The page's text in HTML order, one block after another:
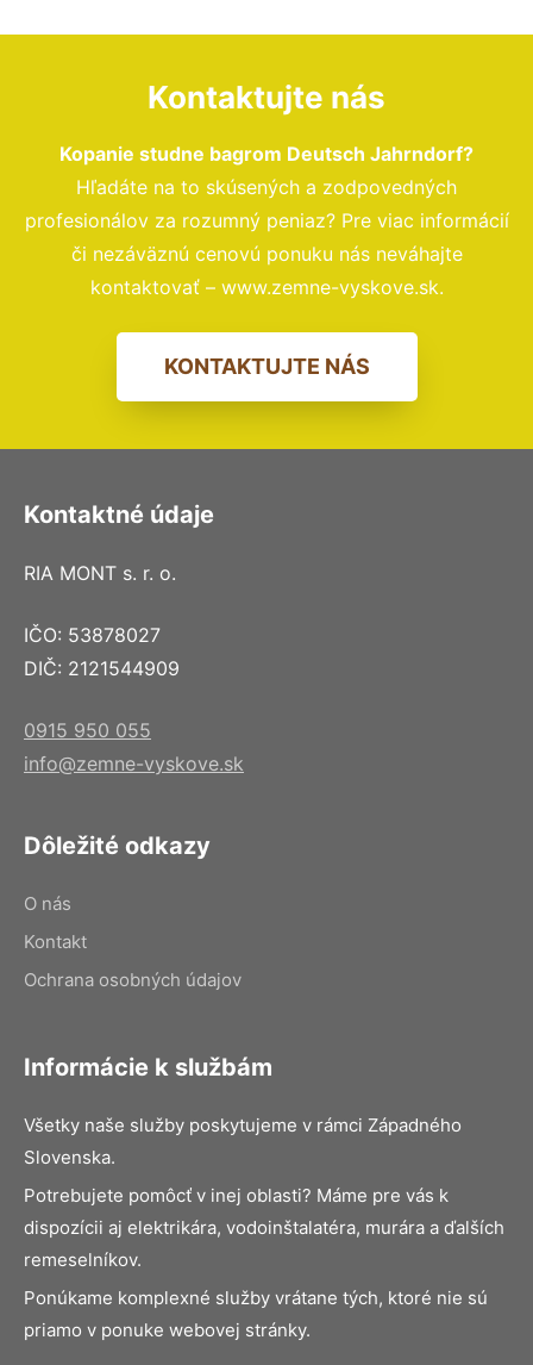
Kontaktujte nás
Kopanie studne bagrom Deutsch Jahrndorf?
Hľadáte na to skúsených a zodpovedných
profesionálov za rozumný peniaz? Pre viac informácií
či nezáväznú cenovú ponuku nás neváhajte
kontaktovať – www.zemne-vyskove.sk.
KONTAKTUJTE NÁS
Kontaktné údaje
RIA MONT s. r. o.
IČO: 53878027
DIČ: 2121544909
0915 950 055
info@zemne-vyskove.sk
Dôležité odkazy
O nás
Kontakt
Ochrana osobných údajov
Informácie k službám
Všetky naše služby poskytujeme v rámci Západného
Slovenska.
Potrebujete pomôcť v inej oblasti? Máme pre vás k
dispozícii aj elektrikára, vodoinštalatéra, murára a ďalších
remeselníkov.
Ponúkame komplexné služby vrátane tých, ktoré nie sú
priamo v ponuke webovej stránky.